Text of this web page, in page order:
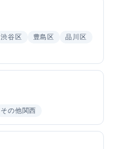
渋谷区 豊島区
品川区
その他関西